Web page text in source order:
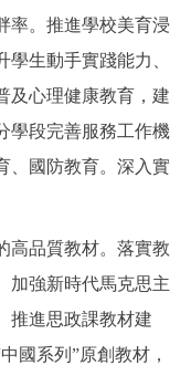
率。推進學校美育浸
生動手實踐能力、
及心理健康教育，建
學段完善服務工作機
、國防教育。深入實
高品質教材。落實教
加強新時代馬克思主
推進思政課教材建
國系列”原創教材，